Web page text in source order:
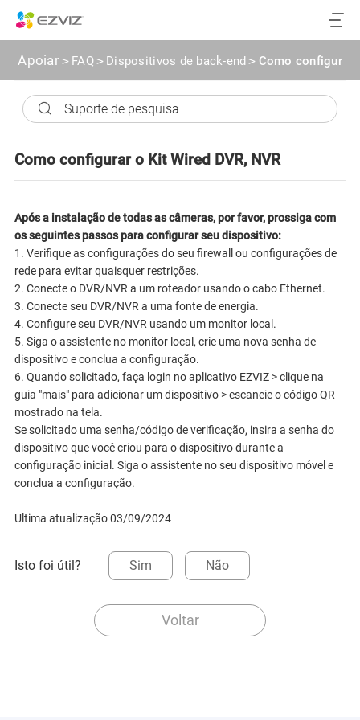
Apoiar> FAQ> Dispositivos de back-end> Como configurar
Como configurar o Kit Wired DVR, NVR
Após a instalação de todas as câmeras, por favor, prossiga com
os seguintes passos para configurar seu dispositivo:
1. Verifique as configurações do seu firewall ou configurações de
rede para evitar quaisquer restrições.
2. Conecte o DVR/NVR a um roteador usando o cabo Ethernet.
3. Conecte seu DVR/NVR a uma fonte de energia.
4. Configure seu DVR/NVR usando um monitor local.
5. Siga o assistente no monitor local, crie uma nova senha de
dispositivo e conclua a configuração.
6. Quando solicitado, faça login no aplicativo EZVIZ > clique na
guia "mais" para adicionar um dispositivo > escaneie o código QR
mostrado na tela.
Se solicitado uma senha/código de verificação, insira a senha do
dispositivo que você criou para o dispositivo durante a
configuração inicial. Siga o assistente no seu dispositivo móvel e
conclua a configuração.
Ultima atualização 03/09/2024
Isto foi útil? Sim Não
Voltar